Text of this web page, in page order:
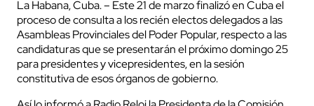
La Habana, Cuba. – Este 21 de marzo finalizó en Cuba el
proceso de consulta a los recién electos delegados a las
Asambleas Provinciales del Poder Popular, respecto a las
candidaturas que se presentarán el próximo domingo 25
para presidentes y vicepresidentes, en la sesión
constitutiva de esos órganos de gobierno.